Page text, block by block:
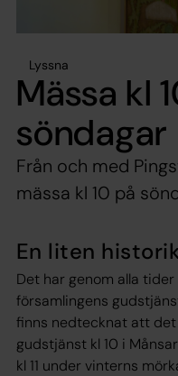
Lyssna
Mässa kl
söndagar
Från och med
mässa kl 10 på
En liten
Det har genom alla
församlingens
finns nedtecknat att det
gudstjänst kl 10 i
kl 11 under vinterns